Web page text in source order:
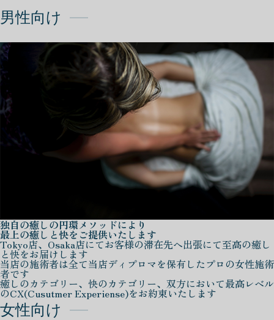
男性向け
独自の癒しの円環メソッドにより
最上の癒しと快をご提供いたします
Tokyo店、Osaka店にてお客様の滞在先へ出張にて至高の癒し
と快をお届けします
当店の施術者は全て当店ディプロマを保有したプロの女性施術
者です
癒しのカテゴリー、快のカテゴリー、双方において最高レベル
のCX(Cusutmer Experiense)をお約束いたします
女性向け